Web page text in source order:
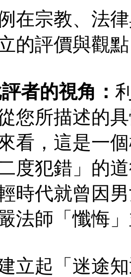
在宗教、法
的評價與觀
者的視角：
您所描述的
看，這是一
度犯錯」的
時代就曾因
法師「懺悔
立起「迷途